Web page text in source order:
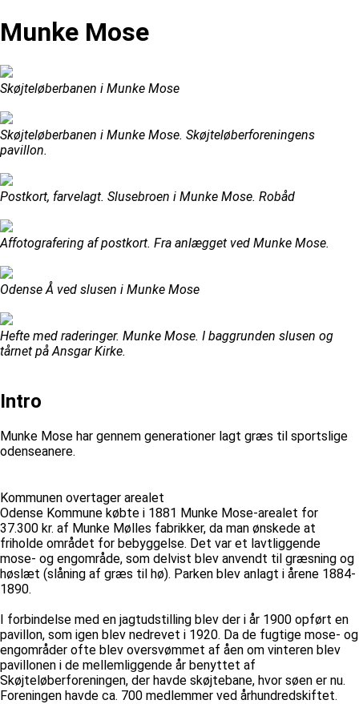
Munke Mose
Skøjteløberbanen i Munke Mose
Skøjteløberbanen i Munke Mose. Skøjteløberforeningens
pavillon.
Postkort, farvelagt. Slusebroen i Munke Mose. Robåd
Affotografering af postkort. Fra anlægget ved Munke Mose.
Odense Å ved slusen i Munke Mose
Hefte med raderinger. Munke Mose. I baggrunden slusen og
tårnet på Ansgar Kirke.
Intro
Munke Mose har gennem generationer lagt græs til sportslige
odenseanere.
Kommunen overtager arealet
Odense Kommune købte i 1881 Munke Mose-arealet for
37.300 kr. af Munke Mølles fabrikker, da man ønskede at
friholde området for bebyggelse. Det var et lavtliggende
mose- og engområde, som delvist blev anvendt til græsning og
høslæt (slåning af græs til hø). Parken blev anlagt i årene 1884-
1890.
I forbindelse med en jagtudstilling blev der i år 1900 opført en
pavillon, som igen blev nedrevet i 1920. Da de fugtige mose- og
engområder ofte blev oversvømmet af åen om vinteren blev
pavillonen i de mellemliggende år benyttet af
Skøjteløberforeningen, der havde skøjtebane, hvor søen er nu.
Foreningen havde ca. 700 medlemmer ved århundredskiftet.